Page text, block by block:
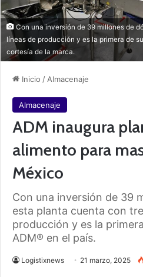
Con una inversión de 39 millones de
líneas de producción y es la primera de
cortesía de la marca.
Inicio / Almacenaje
Almacenaje
ADM inaugura
alimento para
México
Con una inversión de 39
esta planta cuenta con
producción y es la
ADM® en el país.
Logistixnews 21 marzo, 2025